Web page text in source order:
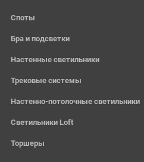
Споты
Бра и подсветки
Настенные светильники
Трековые системы
Настенно-потолочные светильники
Светильники Loft
Торшеры